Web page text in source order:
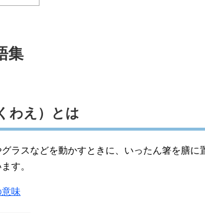
集
わえ）とは
ラスなどを動かすときに、いったん箸を膳に
す。
味